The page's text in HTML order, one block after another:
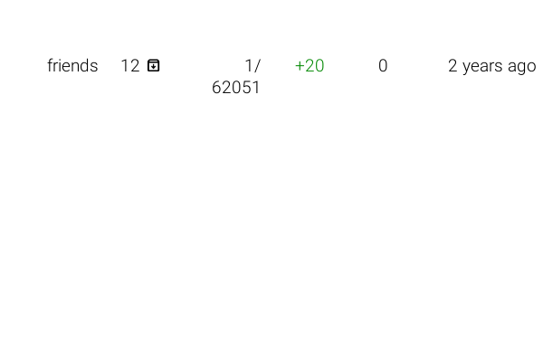
friends 12 
1/
62051
+20 0 2 years ago